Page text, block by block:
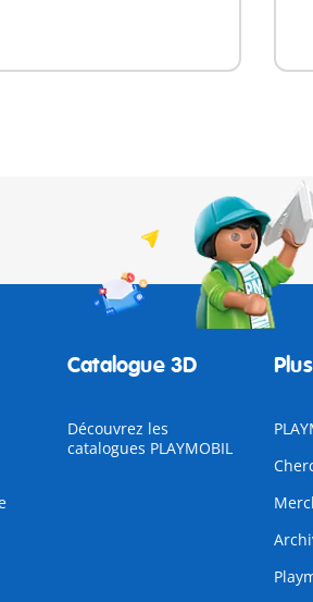
Catalogue 3D
Découvrez les
catalogues PLAYMOBIL
Plus